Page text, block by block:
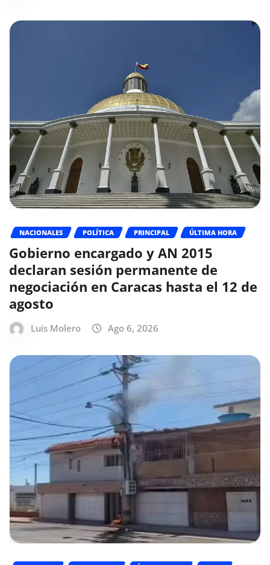
NACIONALES POLÍTICA PRINCIPAL ÚLTIMA HORA
Gobierno encargado y AN 2015
declaran sesión permanente de
negociación en Caracas hasta el 12 de
agosto
Luis Molero Ago 6, 2026